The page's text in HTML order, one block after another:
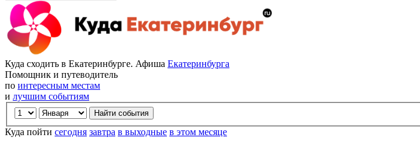
Куда сходить в Екатеринбурге. Афиша Екатеринбурга
Помощник и путеводитель
по интересным местам
и лучшим событиям
Куда пойти сегодня завтра в выходные в этом месяце